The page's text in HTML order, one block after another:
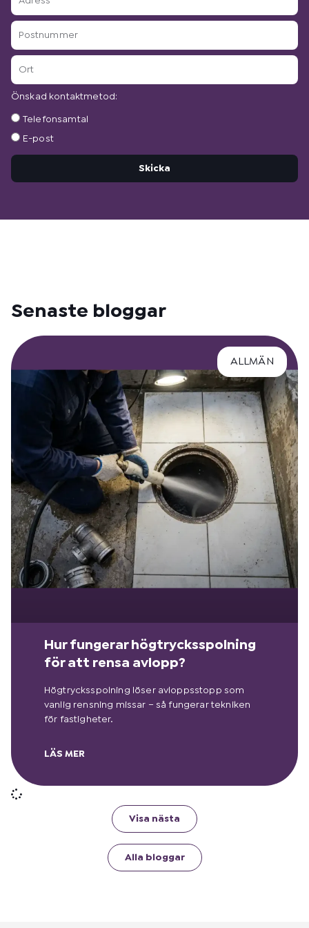
Postnummer
Ort
Önskad kontaktmetod:
Önskad
Telefonsamtal
E-post
Skicka
Senaste bloggar
ALLMÄN
Hur fungerar högtrycksspolning
för att rensa avlopp?
Högtrycksspolning löser avloppsstopp som
vanlig rensning missar – så fungerar tekniken
för fastigheter.
LÄS MER
Visa nästa
Alla bloggar